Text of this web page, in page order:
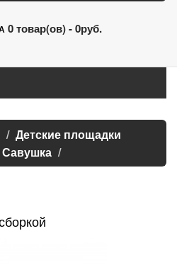
0товар(ов) -0руб.
Детские площадки